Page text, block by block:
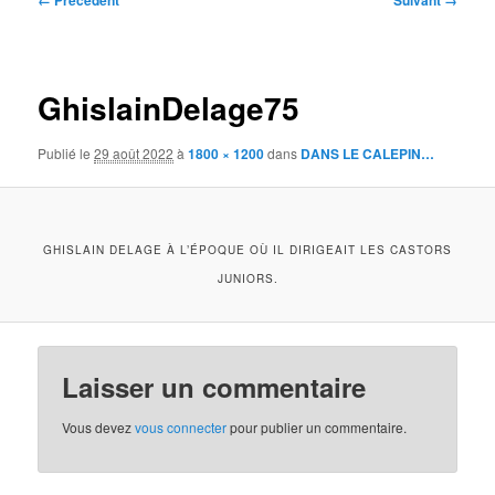
GhislainDelage75
Publié le29 août 2022 à1800 × 1200dans DANS LE CALEPIN…
GHISLAIN DELAGE À L’ÉPOQUE OÙ IL DIRIGEAIT LES CASTORS
JUNIORS.
Laisser un commentaire
Vous devezvous connecterpour publier un commentaire.